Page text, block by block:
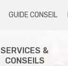
GUIDE CONSEIL
SERVICES &
CONSEILS